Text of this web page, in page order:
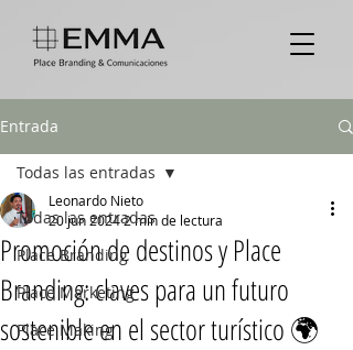
Entrada
Todas las entradas
Place Branding
Place Marketing
Place Making
Todas las entradas
Promoción de destinos y Place
Branding: claves para un futuro
sostenible en el sector turístico 🌍
Leonardo Nieto
20 jun 20242 min de lectura